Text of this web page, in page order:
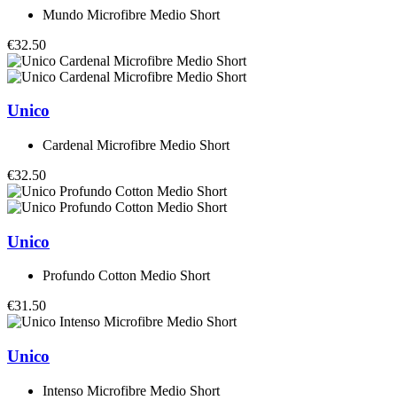
Mundo Microfibre Medio Short
€32.50
Unico
Cardenal Microfibre Medio Short
€32.50
Unico
Profundo Cotton Medio Short
€31.50
Unico
Intenso Microfibre Medio Short